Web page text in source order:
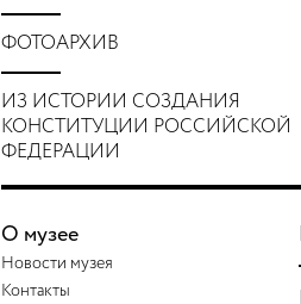
ФОТОАРХИВ
ИЗ ИСТОРИИ СОЗДАНИЯ
КОНСТИТУЦИИ РОССИЙСКОЙ
ФЕДЕРАЦИИ
О музее
Новости музея
Контакты